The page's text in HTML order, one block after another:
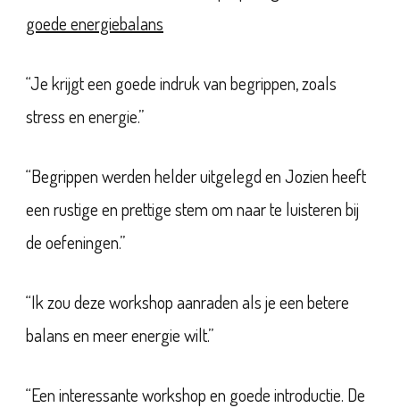
goede energiebalans
“Je krijgt een goede indruk van begrippen, zoals
stress en energie.”
“Begrippen werden helder uitgelegd en Jozien heeft
een rustige en prettige stem om naar te luisteren bij
de oefeningen.”
“Ik zou deze workshop aanraden als je een betere
balans en meer energie wilt.”
“Een interessante workshop en goede introductie. De